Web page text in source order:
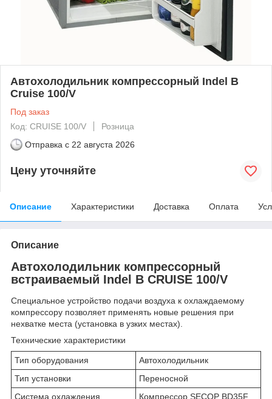
Автохолодильник компрессорный Indel B
Cruise 100/V
Под заказ
Код: CRUISE 100/V
Розница
Отправка с 22 августа 2026
Цену уточняйте
Описание Характеристики Доставка Оплата
Описание
Автохолодильник компрессорный
встраиваемый Indel B CRUISE 100/V
Специальное устройство подачи воздуха к охлаждаемому
компрессору позволяет применять новые решения при
нехватке места (установка в узких местах).
Технические характеристики
Тип оборудования
Автохолодильник
Тип установки
Переносной
Система охлаждения
Компрессор SECOP BD35F